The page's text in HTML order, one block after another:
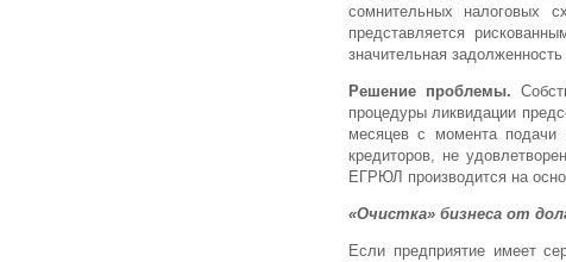
сомнительных налоговых
представляется
значительная
Решение проблемы.
процедуры ликвидации
месяцев с момента подачи
кредиторов, не
ЕГРЮЛ производится на
«Очистка» бизнеса от
Если предприятие имеет